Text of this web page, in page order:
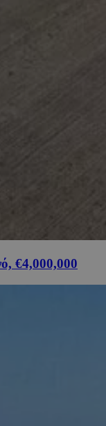
€4,000,000